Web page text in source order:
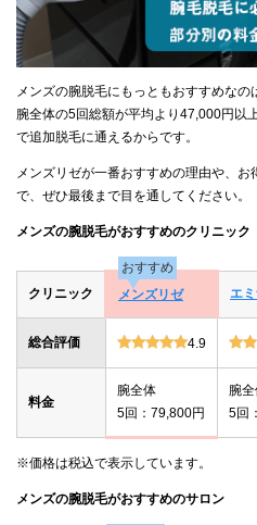
メンズの腕脱毛にもっともおすすめなの
腕全体の5回総額が平均より47,000円以
で追加脱毛に通えるからです。
メンズリゼが一番おすすめの理由や、
で、ぜひ最後まで目を通してください。
メンズの腕脱毛がおすすめのクリニック
クリニック
おすすめ
メンズリゼ
エ
総合評価 4.9
料金
腕全体
5回：79,800円
腕
5回
※価格は税込で表示しています。
メンズの腕脱毛がおすすめのサロン